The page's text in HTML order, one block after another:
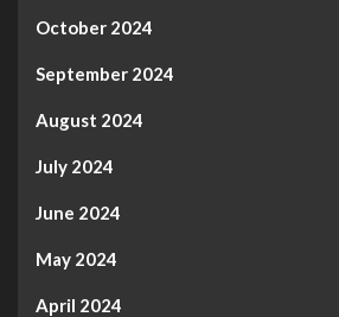
October 2024
September 2024
August 2024
July 2024
June 2024
May 2024
April 2024